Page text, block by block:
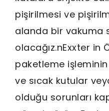
pişirilmesi ve
alanda bir vakuma
olacağız.nExxter in
paketleme
ve sıcak kutular
olduğu sorunları